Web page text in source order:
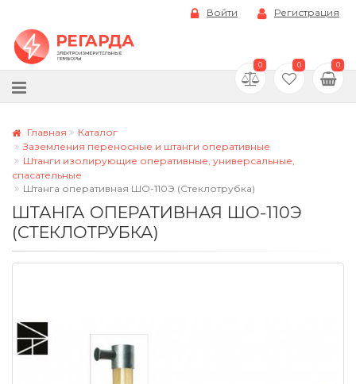
Войти Регистрация
0 0 0
Главная
Каталог
Заземления переносные и штанги оперативные
Штанги изолирующие оперативные, универсальные,
спасательные
Штанга оперативная ШО-110Э (Стеклотрубка)
ШТАНГА ОПЕРАТИВНАЯ ШО-110Э
(СТЕКЛОТРУБКА)